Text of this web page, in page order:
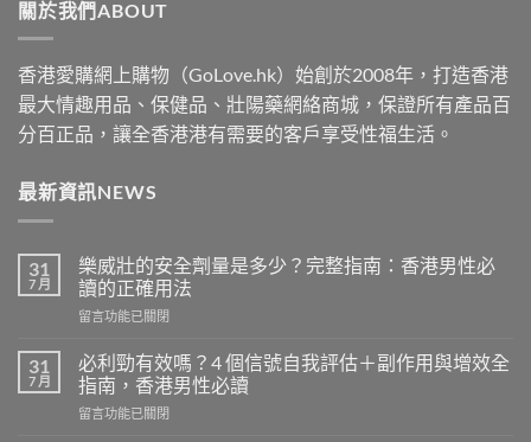
關於我們ABOUT
香港愛購網上購物（GoLove.hk）始創於2008年，打造香港
最大情趣用品、保健品、壯陽藥網絡商城，保證所有產品百
分百正品，讓全香港港有需要的客戶享受性福生活。
最新資訊NEWS
31
7 月
樂威壯的安全劑量是多少？完整指南：香港男性必
讀的正確用法
在
威
壯
的
安
留言功能已關閉
31
7 月
必利勁有效嗎？4 個信號自我評估＋副作用與增效全
指南，香港男性必讀
在
留言功能已關閉